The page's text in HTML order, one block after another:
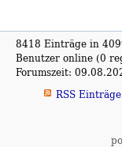
8418 Einträge in
Benutzer online (0
Forumszeit:
RSS Einträge